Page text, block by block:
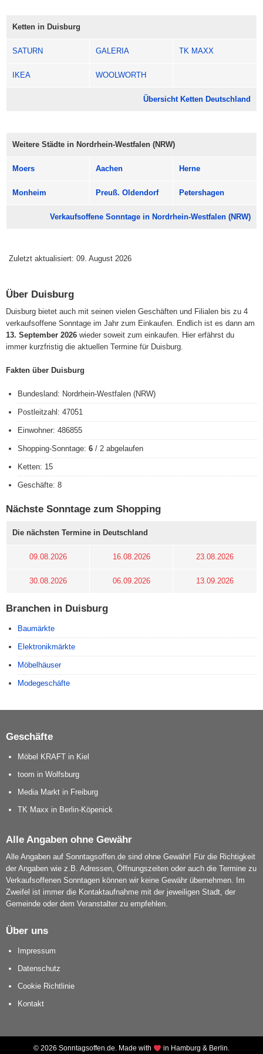
Ketten in Duisburg
SATURN GALERIA TK MAXX
IKEA WOOLWORTH
Übersicht Ketten Deutschland
Weitere Städte in Nordrhein-Westfalen (NRW)
Moers Aachen Herne
Monheim Preuß. Oldendorf Petershagen
Verkaufsoffene Sonntage in Nordrhein-Westfalen (NRW)
Zuletzt aktualisiert: 09. August 2026
Über Duisburg
Duisburg bietet auch mit seinen vielen Geschäften und Filialen bis zu 4
verkaufsoffene Sonntage im Jahr zum Einkaufen. Endlich ist es dann am
13. September 2026 wieder soweit zum einkaufen. Hier erfährst du
immer kurzfristig die aktuellen Termine für Duisburg.
Fakten über Duisburg
Bundesland: Nordrhein-Westfalen (NRW)
Postleitzahl: 47051
Einwohner: 486855
Shopping-Sonntage: 6 / 2 abgelaufen
Ketten: 15
Geschäfte: 8
Nächste Sonntage zum Shopping
Die nächsten Termine in Deutschland
09.08.2026 16.08.2026 23.08.2026
30.08.2026 06.09.2026 13.09.2026
Branchen in Duisburg
Baumärkte
Elektronikmärkte
Möbelhäuser
Modegeschäfte
Geschäfte
Möbel KRAFT in Kiel
toom in Wolfsburg
Media Markt in Freiburg
TK Maxx in Berlin-Köpenick
Alle Angaben ohne Gewähr
Alle Angaben auf Sonntagsoffen.de sind ohne Gewähr! Für die Richtigkeit
der Angaben wie z.B. Adressen, Öffnungszeiten oder auch die Termine zu
Verkaufsoffenen Sonntagen können wir keine Gewähr übernehmen. Im
Zweifel ist immer die Kontaktaufnahme mit der jeweiligen Stadt, der
Gemeinde oder dem Veranstalter zu empfehlen.
Über uns
Impressum
Datenschutz
Cookie Richtlinie
Kontakt
© 2026 Sonntagsoffen.de. Made with in Hamburg & Berlin.